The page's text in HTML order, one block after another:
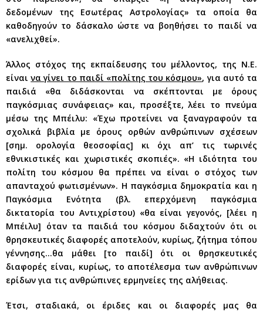
δεδομένων της Εσωτέρας Αστρολογίας» τα οποία θα
καθοδηγούν το δάσκαλο ώστε να βοηθήσει το παιδί να
«ανελιχθεί».
Άλλος στόχος της εκπαίδευσης του μέλλοντος, της Ν.Ε.
είναινα γίνει το παιδί «πολίτης του κόσμου», για αυτό τα
παιδιά «θα διδάσκονται να σκέπτονται με όρους
παγκόσμιας συνάφειας» και, προσέξτε, λέει το πνεύμα
μέσω της Μπέιλυ: «Έχω προτείνει να ξαναγραφούν τα
σχολικά βιβλία με όρους ορθών ανθρώπινων σχέσεων
[σημ. ορολογία θεοσοφίας] κι όχι απ’ τις τωρινές
εθνικιστικές και χωριστικές σκοπιές». «Η ιδιότητα του
πολίτη του κόσμου θα πρέπει να είναι ο στόχος των
απανταχού φωτισμένων». Η παγκόσμια δημοκρατία και η
Παγκόσμια Ενότητα (βλ. επερχόμενη παγκόσμια
δικτατορία του Αντιχρίστου) «θα είναι γεγονός, [λέει η
Μπέιλυ] όταν τα παιδιά του κόσμου διδαχτούν ότι οι
θρησκευτικές διαφορές αποτελούν, κυρίως, ζήτημα τόπου
γέννησης…θα μάθει [το παιδί] ότι οι θρησκευτικές
διαφορές είναι, κυρίως, το αποτέλεσμα των ανθρώπινων
ερίδων για τις ανθρώπινες ερμηνείες της αλήθειας.
Έτσι, σταδιακά, οι έριδες και οι διαφορές μας θα